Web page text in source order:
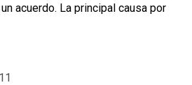
acuerdo. La principal causa por